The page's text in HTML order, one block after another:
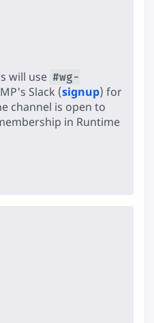
will use #wg-
Slack (signup) for
channel is open to
in Runtime